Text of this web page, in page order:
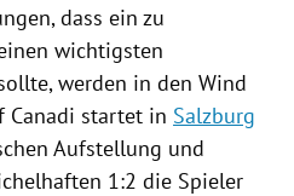
dass ein zu
wichtigsten
werden in den Wind
Canadi startet in Salzburg
Aufstellung und
1:2 die Spieler